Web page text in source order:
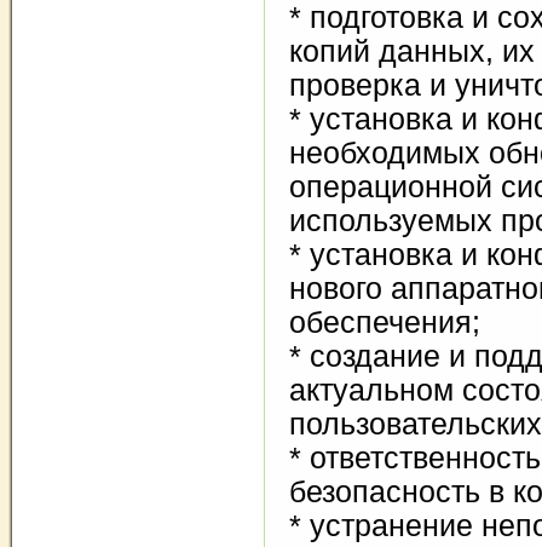
* подготовка и
копий данных,
проверка и
* установка и
необходимых
операционной
используемых
* установка и
нового
обеспечения;
* создание и
актуальном
*
безопасность в
* устранение